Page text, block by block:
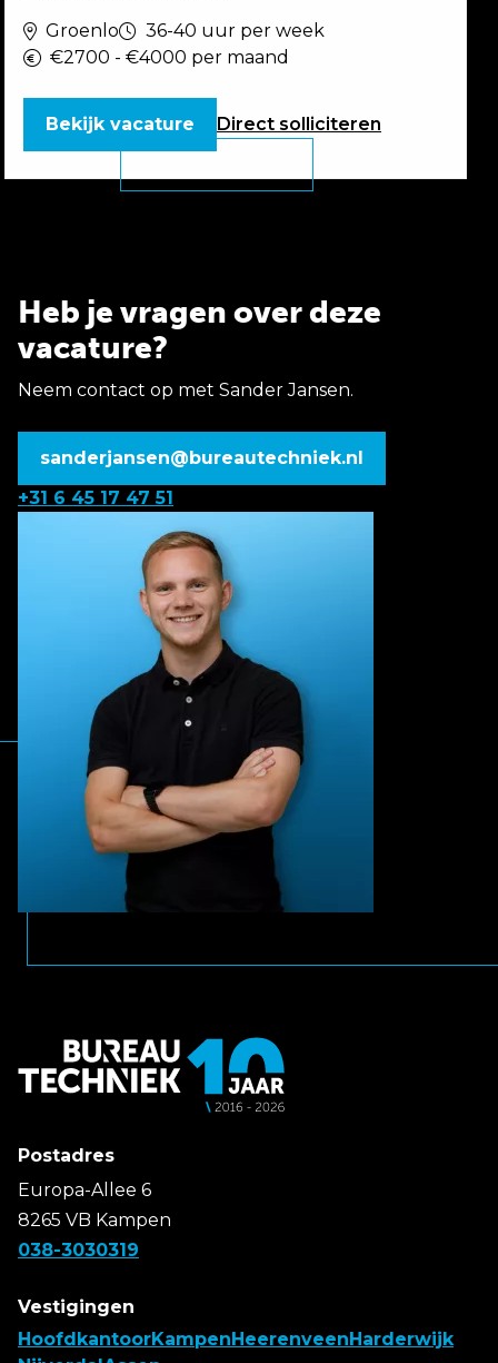
Groenlo
36-40 uur per week
€2700 - €4000 per maand
Direct solliciteren
Bekijk vacature
Heb je vragen over deze
vacature?
Neem contact op met Sander Jansen.
sanderjansen@bureautechniek.nl
+31 6 45 17 47 51
Postadres
Europa-Allee 6
8265 VB Kampen
038-3030319
Vestigingen
HoofdkantoorKampen Heerenveen Harderwijk